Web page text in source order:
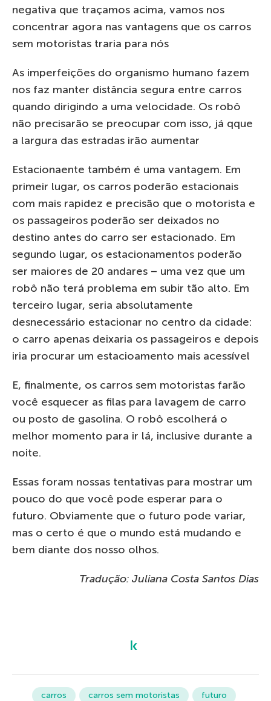
negativa que traçamos acima, vamos nos
concentrar agora nas vantagens que os carros
sem motoristas traria para nós
As imperfeições do organismo humano fazem
nos faz manter distância segura entre carros
quando dirigindo a uma velocidade. Os robô
não precisarão se preocupar com isso, já qque
a largura das estradas irão aumentar
Estacionaente também é uma vantagem. Em
primeir lugar, os carros poderão estacionais
com mais rapidez e precisão que o motorista e
os passageiros poderão ser deixados no
destino antes do carro ser estacionado. Em
segundo lugar, os estacionamentos poderão
ser maiores de 20 andares – uma vez que um
robô não terá problema em subir tão alto. Em
terceiro lugar, seria absolutamente
desnecessário estacionar no centro da cidade:
o carro apenas deixaria os passageiros e depois
iria procurar um estacioamento mais acessível
E, finalmente, os carros sem motoristas farão
você esquecer as filas para lavagem de carro
ou posto de gasolina. O robô escolherá o
melhor momento para ir lá, inclusive durante a
noite.
Essas foram nossas tentativas para mostrar um
pouco do que você pode esperar para o
futuro. Obviamente que o futuro pode variar,
mas o certo é que o mundo está mudando e
bem diante dos nosso olhos.
Tradução: Juliana Costa Santos Dias
carros carros sem motoristas
futuro